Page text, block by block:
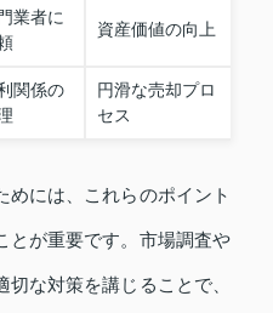
業者に
資産価値の向上
関係の
円滑な売却プロ
セス
めには、これらのポイント
とが重要です。市場調査や
な対策を講じることで、